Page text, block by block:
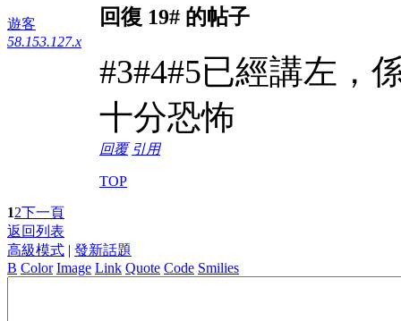
遊客
58.153.127.x
回復 19# 的帖子
#3#4#5已經講左，
十分恐怖
回覆 引用
TOP
12下一頁
返回列表
高級模式 | 發新話題
B Color Image Link Quote Code Smilies